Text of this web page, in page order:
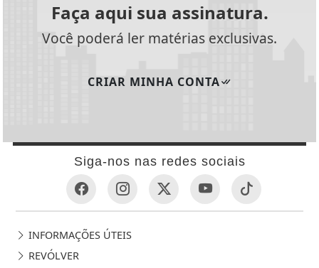
Faça aqui sua assinatura.
Você poderá ler matérias exclusivas.
CRIAR MINHA CONTA
Siga-nos nas redes sociais
INFORMAÇÕES ÚTEIS
REVÓLVER